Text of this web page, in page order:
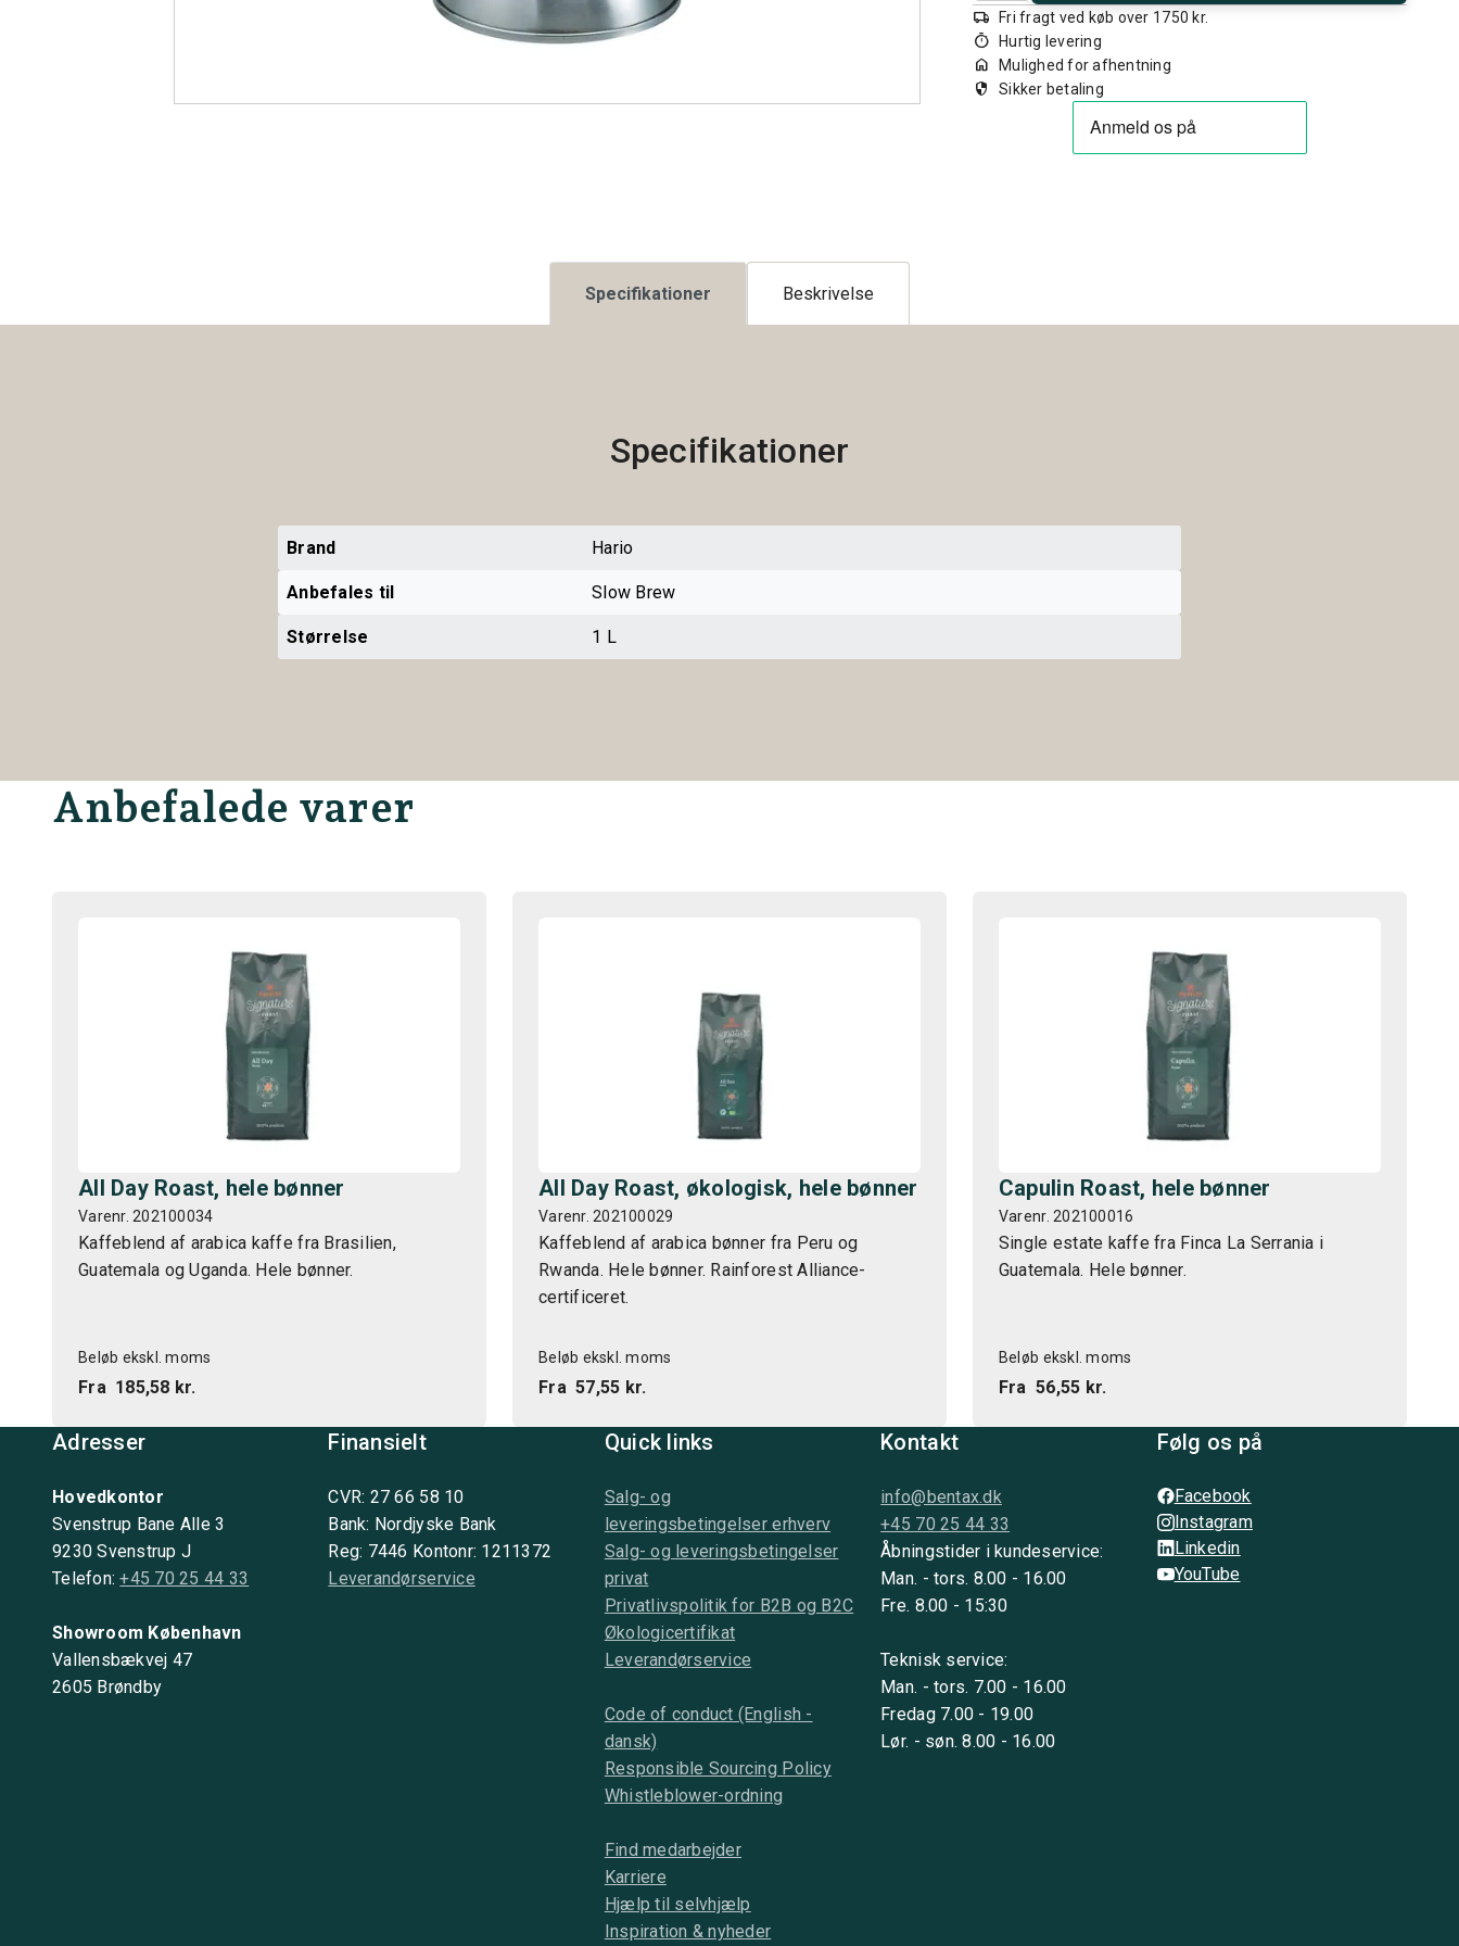
local_shipping Fri fragt ved køb over 1750 kr.
timer Hurtig levering
home Mulighed for afhentning
security Sikker betaling
Specifikationer Beskrivelse
Specifikationer
Brand Hario
Anbefales til Slow Brew
Størrelse 1 L
Anbefalede varer
All Day Roast, hele bønner
Varenr. 202100034
Kaffeblend af arabica kaffe fra Brasilien,
Guatemala og Uganda. Hele bønner.
Beløb ekskl. moms
Fra 185,58 kr.
All Day Roast, økologisk, hele bønner
Varenr. 202100029
Kaffeblend af arabica bønner fra Peru og
Rwanda. Hele bønner. Rainforest Alliance-
certificeret.
Beløb ekskl. moms
Fra 57,55 kr.
Capulin Roast, hele bønner
Varenr. 202100016
Single estate kaffe fra Finca La Serrania i
Guatemala. Hele bønner.
Beløb ekskl. moms
Fra 56,55 kr.
Adresser
Hovedkontor
Svenstrup Bane Alle 3
9230 Svenstrup J
Telefon:+45 70 25 44 33
Showroom København
Vallensbækvej 47
2605 Brøndby
Finansielt
CVR: 27 66 58 10
Bank: Nordjyske Bank
Reg: 7446 Kontonr: 1211372
Leverandørservice
Quick links
Salg- og
leveringsbetingelser erhverv
Salg- og leveringsbetingelser
privat
Privatlivspolitik for B2B og B2C
Økologicertifikat
Leverandørservice
Code of conduct (English -
dansk)
Responsible Sourcing Policy
Whistleblower-ordning
Find medarbejder
Karriere
Hjælp til selvhjælp
Inspiration & nyheder
Kontakt
info@bentax.dk
+45 70 25 44 33
Åbningstider i kundeservice:
Man. - tors. 8.00 - 16.00
Fre. 8.00 - 15:30
Teknisk service:
Man. - tors. 7.00 - 16.00
Fredag 7.00 - 19.00
Lør. - søn. 8.00 - 16.00
Følg os på
Facebook
Instagram
Linkedin
YouTube